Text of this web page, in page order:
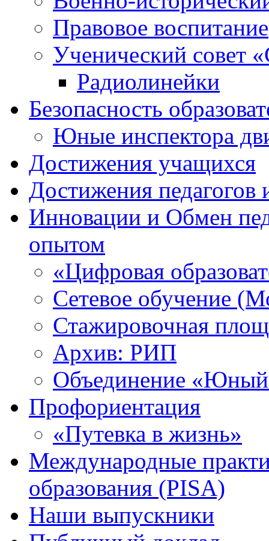
Правовое воспитание
Ученический совет
Радиолинейки
Безопасность
Юные инспектора
Достижения учащихся
Достижения
Инновации и Обмен
опытом
«Цифровая
Сетевое обучение
Стажировочная
Архив: РИП
Объединение «Юный
Профориентация
«Путевка в жизнь»
Международные
образования (PISA)
Наши выпускники